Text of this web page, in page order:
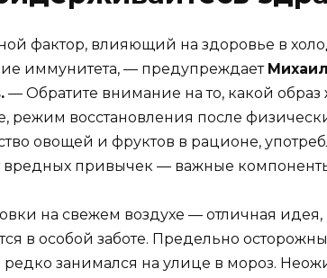
фактор, влияющий на здоровье в
иммунитета, — предупреждает
— Обратите внимание на то, какой
режим восстановления после
овощей и фруктов в рационе,
вредных привычек — важные
на свежем воздухе — отличная идея,
в особой заботе. Предельно
занимался на улице в мороз.